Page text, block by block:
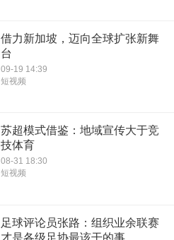
借力新加坡，迈向全球扩张新舞
台
09-19 14:39
短视频
苏超模式借鉴：地域宣传大于竞
技体育
08-31 18:30
短视频
足球评论员张路：组织业余联赛
才是各级足协最该干的事